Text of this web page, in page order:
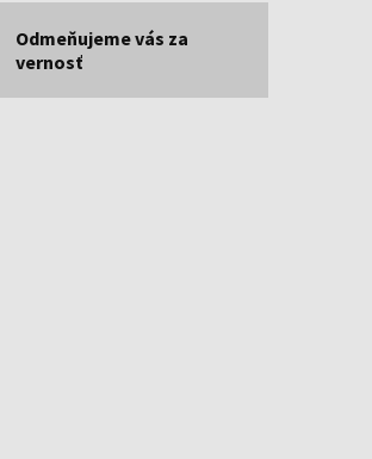
Odmeňujeme vás za
vernosť